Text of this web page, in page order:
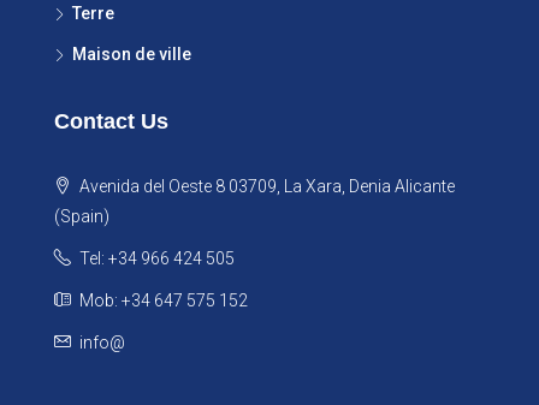
Terre
Maison de ville
Contact Us
Avenida del Oeste 8 03709, La Xara, Denia Alicante
(Spain)
Tel: +34 966 424 505
Mob: +34 647 575 152
info@